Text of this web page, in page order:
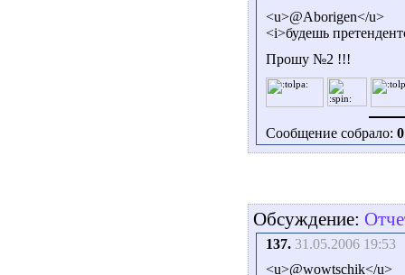
<u>@Aborigen</u>
<i>будешь
Прошу №2 !!!
Сообщение собрало: 0
Обсуждение:
137. 31.05.2006 19:53
<u>@wowtschik</u>